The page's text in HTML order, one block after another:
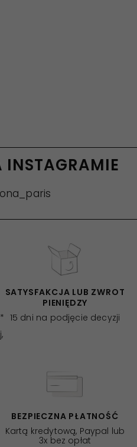
INSTAGRAMIE
SATYSFAKCJA LUB ZWROT
PIENIĘDZY
15 dni na podjęcie decyzji
BEZPIECZNA PŁATNOŚĆ
Kartą kredytową, Paypal lub
3x bez opłat